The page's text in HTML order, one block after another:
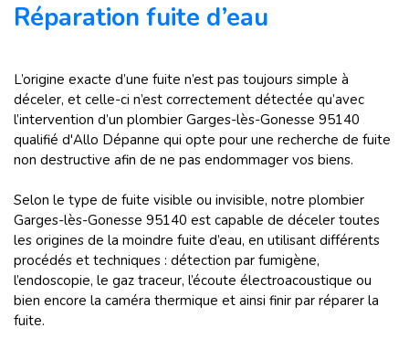
Réparation fuite d’eau
L’origine exacte d’une fuite n’est pas toujours simple à
déceler, et celle-ci n’est correctement détectée qu’avec
l’intervention d’un plombier Garges-lès-Gonesse 95140
qualifié d'Allo Dépanne qui opte pour une recherche de fuite
non destructive afin de ne pas endommager vos biens.
Selon le type de fuite visible ou invisible, notre plombier
Garges-lès-Gonesse 95140 est capable de déceler toutes
les origines de la moindre fuite d’eau, en utilisant différents
procédés et techniques : détection par fumigène,
l’endoscopie, le gaz traceur, l’écoute électroacoustique ou
bien encore la caméra thermique et ainsi finir par réparer la
fuite.